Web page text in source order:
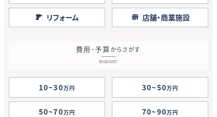
リフォーム 店舗・商業施設
費用･予算からさがす
BUDGET
10~30万円 30~50万円
50~70万円 70~90万円